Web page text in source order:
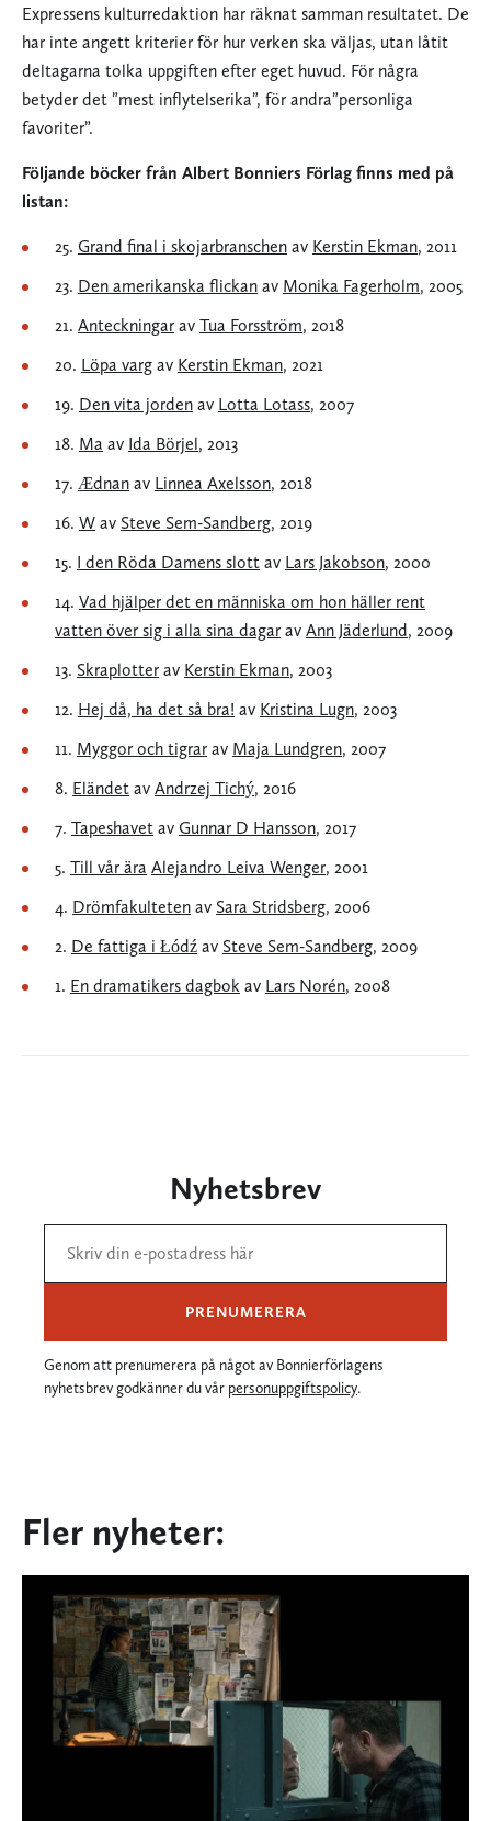
Expressens kulturredaktion har räknat samman resultatet. De
har inte angett kriterier för hur verken ska väljas, utan låtit
deltagarna tolka uppgiften efter eget huvud. För några
betyder det ”mest inflytelserika”, för andra”personliga
favoriter”.
Följande böcker från Albert Bonniers Förlag finns med på
listan:
25. Grand final i skojarbranschen av Kerstin Ekman, 2011
23. Den amerikanska flickan av Monika Fagerholm, 2005
21. Anteckningar av Tua Forsström, 2018
20. Löpa varg av Kerstin Ekman, 2021
19. Den vita jorden av Lotta Lotass, 2007
18. Ma av Ida Börjel, 2013
17. Ædnan av Linnea Axelsson, 2018
16. W av Steve Sem-Sandberg, 2019
15. I den Röda Damens slott av Lars Jakobson, 2000
14. Vad hjälper det en människa om hon häller rent
vatten över sig i alla sina dagar av Ann Jäderlund, 2009
13. Skraplotter av Kerstin Ekman, 2003
12. Hej då, ha det så bra! av Kristina Lugn, 2003
11. Myggor och tigrar av Maja Lundgren, 2007
8. Eländet av Andrzej Tichý, 2016
7. Tapeshavet av Gunnar D Hansson, 2017
5. Till vår ära Alejandro Leiva Wenger, 2001
4. Drömfakulteten av Sara Stridsberg, 2006
2. De fattiga i Łódź av Steve Sem-Sandberg, 2009
1. En dramatikers dagbok av Lars Norén, 2008
Nyhetsbrev
PRENUMERERA
Genom att prenumerera på något av Bonnierförlagens
nyhetsbrev godkänner du vår personuppgiftspolicy.
Fler nyheter: